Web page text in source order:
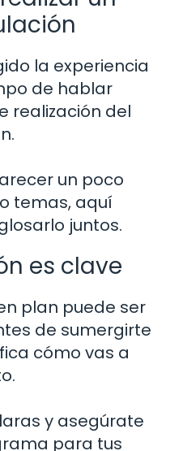
la experiencia
de hablar
realización del
un poco
temas, aquí
juntos.
es clave
plan puede ser
de sumergirte
cómo vas a
y asegúrate
para tus